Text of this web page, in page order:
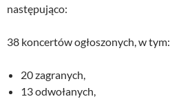
następująco:
38 koncertów ogłoszonych, w tym:
20 zagranych,
13 odwołanych,